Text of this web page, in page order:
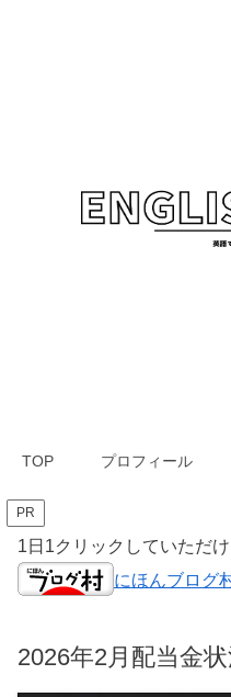
TOP プロフィール
PR
1日1クリックしていただ
にほんブログ
2026年2月配当金